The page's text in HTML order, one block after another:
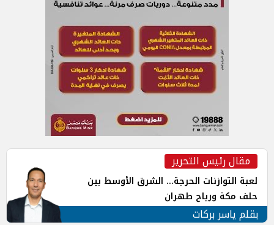
مقال رئيس التحرير
لعبة التوازنات الحرجة... الشرق الأوسط بين
حلف مكة ورياح طهران
بقلم ياسر بركات